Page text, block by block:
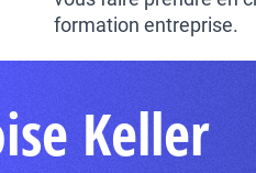
formation entreprise.
Keller